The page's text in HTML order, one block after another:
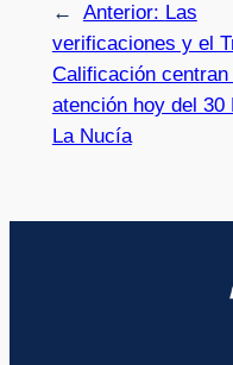
← Anterior: Las
verificaciones y el
Calificación centran
atención hoy del 30
La Nucía